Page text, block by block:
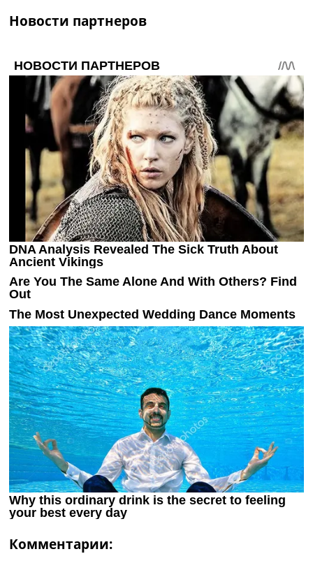
Все таблицы >>>
Рейтинг клубов УЕФА
Рейтинг ФИФА
ТВ программа
Новости партнеров
Комментарии: